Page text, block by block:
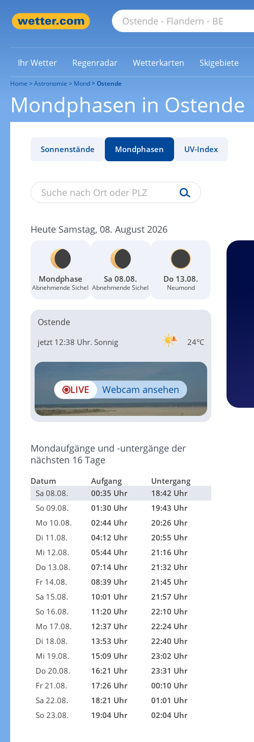
Ihr Wetter Regenradar Wetterkarten Skigebiete
Home Astronomie Mond Ostende
Mondphasen in Ostende
Sonnenstände Mondphasen UV-Index
Heute Samstag, 08. August 2026
Mondphase
Abnehmende Sichel
Sa 08.08.
Abnehmende Sichel
Do 13.08.
Neumond
Ostende
24°C
jetzt 12:38 Uhr. Sonnig
LIVE Webcam ansehen
Mondaufgänge und -untergänge der
nächsten 16 Tage
Datum Aufgang
Untergang
Sa 08.08.
00:35 Uhr
18:42 Uhr
So 09.08.
01:30 Uhr
19:43 Uhr
Mo 10.08.
02:44 Uhr
20:26 Uhr
Di 11.08.
04:12 Uhr
20:55 Uhr
Mi 12.08.
05:44 Uhr
21:16 Uhr
Do 13.08.
07:14 Uhr
21:32 Uhr
Fr 14.08.
08:39 Uhr
21:45 Uhr
Sa 15.08.
10:01 Uhr
21:57 Uhr
So 16.08.
11:20 Uhr
22:10 Uhr
Mo 17.08.
12:37 Uhr
22:24 Uhr
Di 18.08.
13:53 Uhr
22:40 Uhr
Mi 19.08.
15:09 Uhr
23:02 Uhr
Do 20.08.
16:21 Uhr
23:31 Uhr
Fr 21.08.
17:26 Uhr
00:10 Uhr
Sa 22.08.
18:21 Uhr
01:01 Uhr
So 23.08.
19:04 Uhr 02:04 Uhr